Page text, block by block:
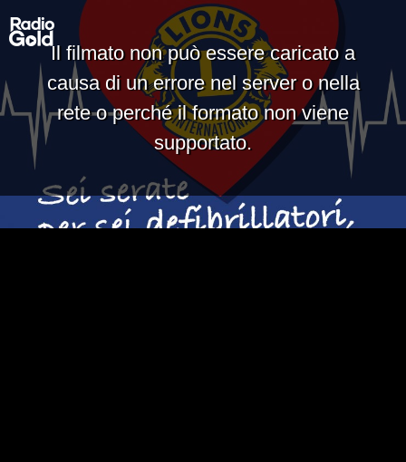
Il filmato non può essere caricato a
causa di un errore nel server o nella
rete o perché il formato non viene
supportato.